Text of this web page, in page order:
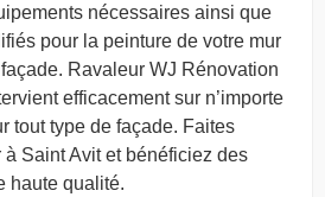
nécessaires ainsi que
pour la peinture de votre mur
Ravaleur WJ Rénovation
efficacement sur n’importe
tout type de façade. Faites
Saint Avit et bénéficiez des
haute qualité.